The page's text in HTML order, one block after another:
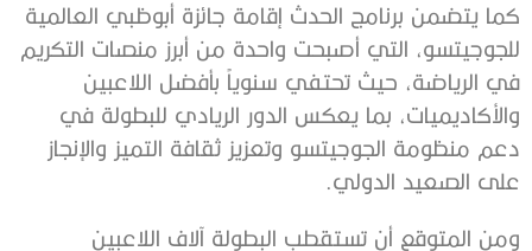
كما يتضمن برنامج الحدث إقامة جائزة أبوظبي العالمية
للجوجيتسو، التي أصبحت واحدة من أبرز منصات التكريم
في الرياضة، حيث تحتفي سنوياً بأفضل اللاعبين
والأكاديميات، بما يعكس الدور الريادي للبطولة في
دعم منظومة الجوجيتسو وتعزيز ثقافة التميز والإنجاز
على الصعيد الدولي.
ومن المتوقع أن تستقطب البطولة آلاف اللاعبين